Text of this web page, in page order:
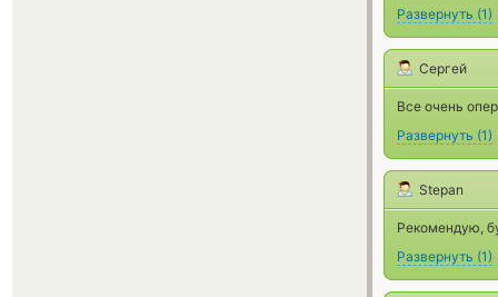
Развернуть (1)
Сергей
Все очень
Развернуть (1)
Stepan
Рекомендую,
Развернуть (1)